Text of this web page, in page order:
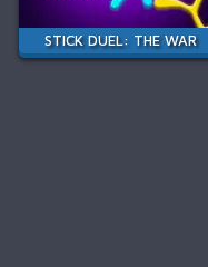
STICK DUEL: THE WAR